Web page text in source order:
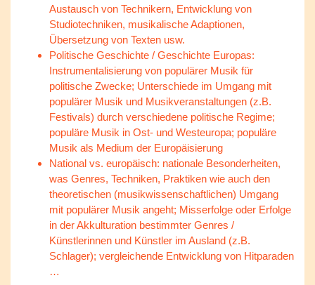
Austausch von Technikern, Entwicklung von
Studiotechniken, musikalische Adaptionen,
Übersetzung von Texten usw.
Politische Geschichte / Geschichte Europas:
Instrumentalisierung von populärer Musik für
politische Zwecke; Unterschiede im Umgang mit
populärer Musik und Musikveranstaltungen (z.B.
Festivals) durch verschiedene politische Regime;
populäre Musik in Ost- und Westeuropa; populäre
Musik als Medium der Europäisierung
National vs. europäisch: nationale Besonderheiten,
was Genres, Techniken, Praktiken wie auch den
theoretischen (musikwissenschaftlichen) Umgang
mit populärer Musik angeht; Misserfolge oder Erfolge
in der Akkulturation bestimmter Genres /
Künstlerinnen und Künstler im Ausland (z.B.
Schlager); vergleichende Entwicklung von Hitparaden
…